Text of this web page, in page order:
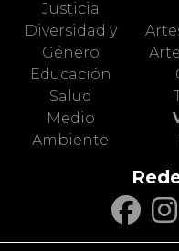
Justicia
Diversidad y
Género
Educación
Salud
Medio
Ambiente